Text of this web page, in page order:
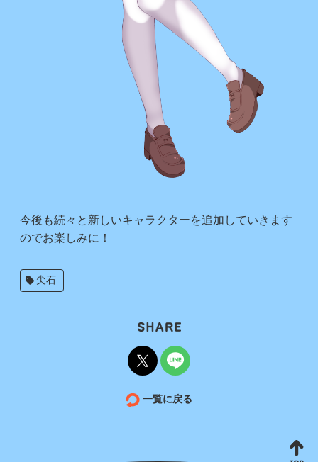
今後も続々と新しいキャラクターを追加していきます
のでお楽しみに！
尖石
一覧に戻る